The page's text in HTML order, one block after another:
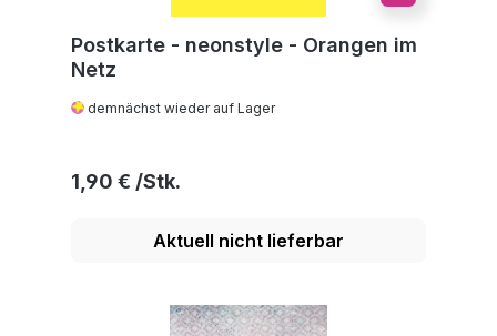
Postkarte - neonstyle - Orangen im
Netz
demnächst wieder auf Lager
Regulärer Preis:
1,90 €
Aktuell nicht lieferbar